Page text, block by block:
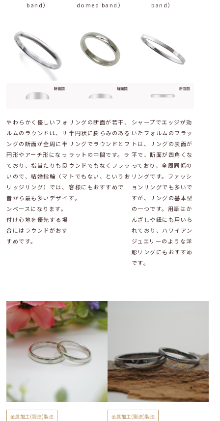
band）
やわらかく優しいフォ
ルムのラウンドは、リ
ングの断面が全周に半
円形やアーチ形になっ
ており、指当たりも良
いので、結婚指輪（マ
リッジリング）では、
昔から最も多いデザイ
ンベースになります。
付け心地を優先する場
合にはラウンドがおす
すめです。
domed band）
リングの断面が若干、
半円状に膨らみのある
リングでラウンドとフ
ラットの中間です。ラ
ウンドでもなくフラッ
トでもない、というお
客様にもおすすめで
す。
band）
シャープでエッジが効
いたフォルムのフラッ
トは、リングの表面が
平で、断面が四角くな
っており、全周同幅の
リングです。ファッシ
ョンリングでも多いで
すが、リングの基本型
の一つです。用語はか
んざしや紐にも用いら
れており、ハワイアン
ジュエリーのような洋
彫リングにもおすすめ
です。
金属加工(鍛造)製法 金属加工(鍛造)製法